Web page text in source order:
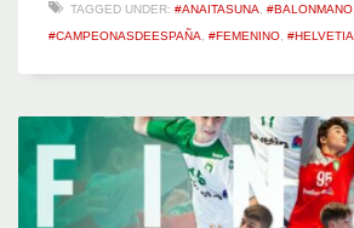
TAGGED UNDER: #ANAITASUNA #BALONMANO
#CAMPEONASDEESPAÑA
#FEMENINO #HELVETIA